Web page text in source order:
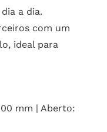
a dia.
com um
ideal para
mm | Aberto: